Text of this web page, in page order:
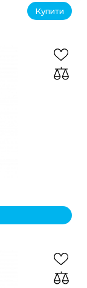
Купити